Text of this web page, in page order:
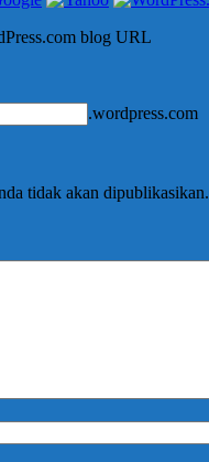
blog URL
.wordpress.com
tidak akan dipublikasikan.